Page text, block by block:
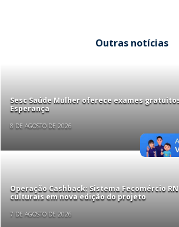
Outras notícias
Sesc Saúde Mulher oferece exames
Esperança
8 DE AGOSTO DE 2026
Operação Cashback: Sistema Fecomércio
culturais em nova edição do projeto
7 DE AGOSTO DE 2026